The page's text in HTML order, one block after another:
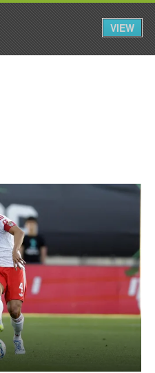
Assine Iniciar Sessão
VIEW